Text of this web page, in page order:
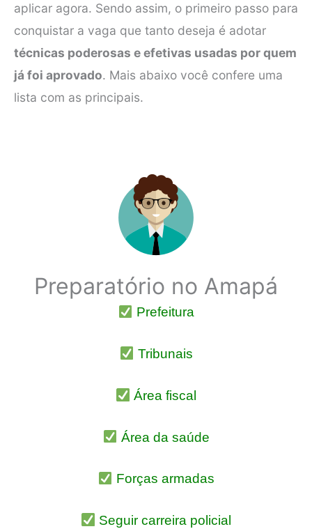
aplicar agora. Sendo assim, o primeiro passo para
conquistar a vaga que tanto deseja é adotar
técnicas poderosas e efetivas usadas por quem
já foi aprovado. Mais abaixo você confere uma
lista com as principais.
Preparatório no Amapá
Prefeitura
Tribunais
Área fiscal
Área da saúde
Forças armadas
Seguir carreira policial